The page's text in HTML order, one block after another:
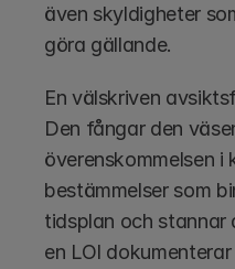
även skyldigheter
göra gällande.
En välskriven
Den fångar den
överenskommelsen
bestämmelser som
tidsplan och stannar
en LOI